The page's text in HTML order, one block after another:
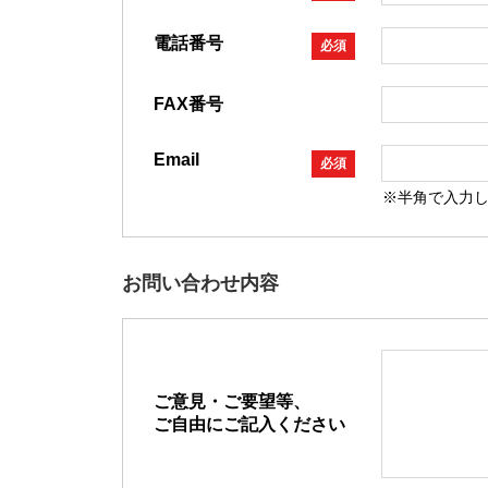
電話番号 必須
FAX番号
Email 必須
※半角で入力し
お問い合わせ内容
ご意見・ご要望等、
ご自由にご記入ください